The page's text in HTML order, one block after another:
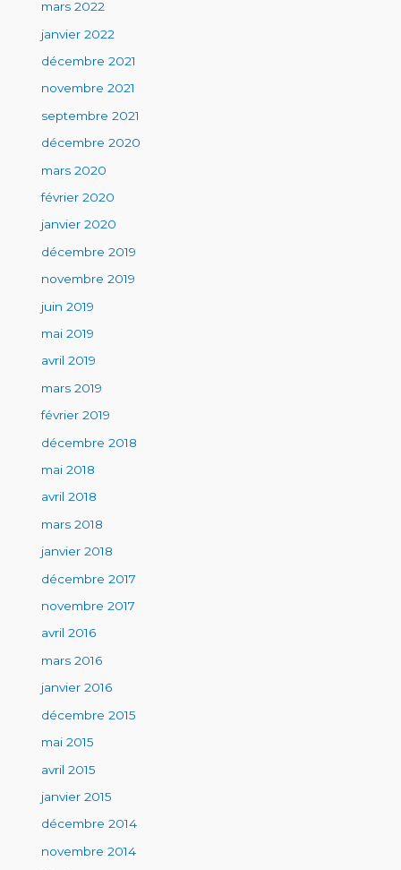
mars 2022
janvier 2022
décembre 2021
novembre 2021
septembre 2021
décembre 2020
mars 2020
février 2020
janvier 2020
décembre 2019
novembre 2019
juin 2019
mai 2019
avril 2019
mars 2019
février 2019
décembre 2018
mai 2018
avril 2018
mars 2018
janvier 2018
décembre 2017
novembre 2017
avril 2016
mars 2016
janvier 2016
décembre 2015
mai 2015
avril 2015
janvier 2015
décembre 2014
novembre 2014